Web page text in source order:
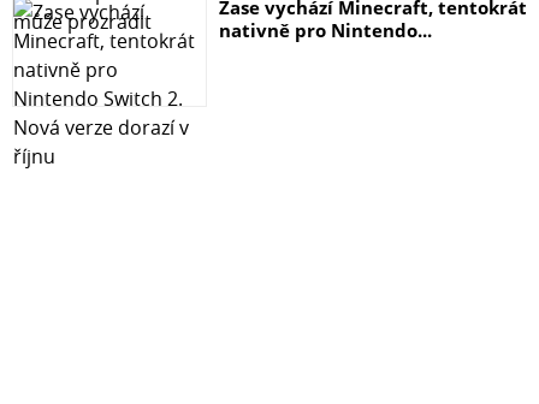
Zase vychází Minecraft, tentokrát
nativně pro Nintendo...